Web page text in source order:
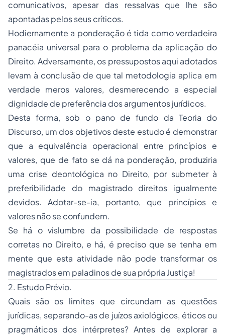
comunicativos, apesar das ressalvas que lhe são
apontadas pelos seus críticos.
Hodiernamente a ponderação é tida como verdadeira
panacéia universal para o problema da aplicação do
Direito. Adversamente, os pressupostos aqui adotados
levam à conclusão de que tal metodologia aplica em
verdade meros valores, desmerecendo a especial
dignidade de preferência dos argumentos jurídicos.
Desta forma, sob o pano de fundo da Teoria do
Discurso, um dos objetivos deste estudo é demonstrar
que a equivalência operacional entre princípios e
valores, que de fato se dá na ponderação, produziria
uma crise deontológica no Direito, por submeter à
preferibilidade do magistrado direitos igualmente
devidos. Adotar-se-ia, portanto, que princípios e
valores não se confundem.
Se há o vislumbre da possibilidade de respostas
corretas no Direito, e há, é preciso que se tenha em
mente que esta atividade não pode transformar os
magistrados em paladinos de sua própria Justiça!
2. Estudo Prévio.
Quais são os limites que circundam as questões
jurídicas, separando-as de juízos axiológicos, éticos ou
pragmáticos dos intérpretes? Antes de explorar a